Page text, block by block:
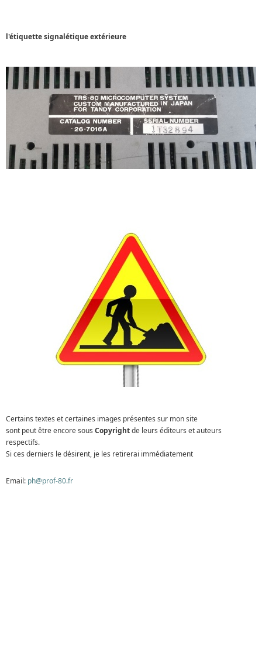
l'étiquette signalétique extérieure
Certains textes et certaines images présentes sur mon site
sont peut être encore sous Copyrightde leurs éditeurs et auteurs
respectifs.
Si ces derniers le désirent, je les retirerai immédiatement
Email: ph@prof-80.fr